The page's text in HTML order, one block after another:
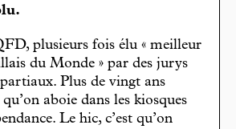
plusieurs fois élu « meilleur
du Monde » par des jurys
Plus de vingt ans
aboie dans les kiosques
Le hic, c’est qu’on